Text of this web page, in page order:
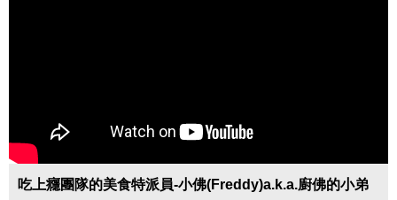
吃上癮團隊的美食特派員-小佛(Freddy)a.k.a.廚佛的小弟